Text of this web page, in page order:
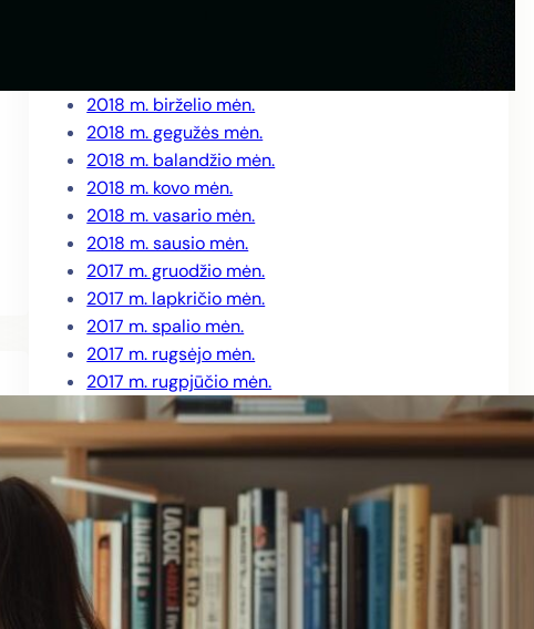
2018 m. birželio mėn.
2018 m. gegužės mėn.
2018 m. balandžio mėn.
2018 m. kovo mėn.
2018 m. vasario mėn.
2018 m. sausio mėn.
2017 m. gruodžio mėn.
2017 m. lapkričio mėn.
2017 m. spalio mėn.
2017 m. rugsėjo mėn.
2017 m. rugpjūčio mėn.
2017 m. liepos mėn.
2017 m. birželio mėn.
2017 m. gegužės mėn.
2017 m. balandžio mėn.
2017 m. kovo mėn.
2017 m. vasario mėn.
2017 m. sausio mėn.
2016 m. gruodžio mėn.